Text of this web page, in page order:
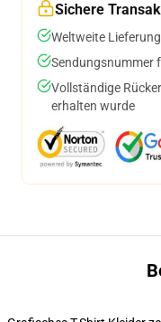
Sichere
Weltweite
Sendungsnummer
Vollständige
erhalten wurde